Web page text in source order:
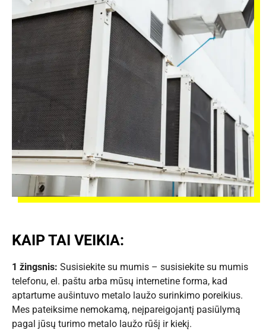
KAIP TAI VEIKIA:
1 žingsnis: Susisiekite su mumis – susisiekite su mumis
telefonu, el. paštu arba mūsų internetine forma, kad
aptartume aušintuvo metalo laužo surinkimo poreikius.
Mes pateiksime nemokamą, neįpareigojantį pasiūlymą
pagal jūsų turimo metalo laužo rūšį ir kiekį.